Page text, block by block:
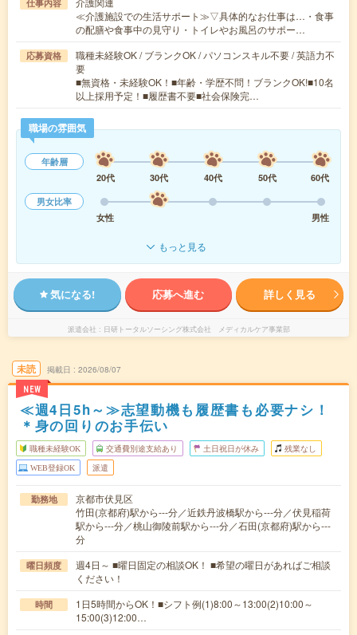
仕事内容
≪介護施設での生活サポート≫▽具体的なお仕事は…・食事
の配膳や食事中の見守り・トイレやお風呂のサポー…
応募資格
職種未経験OK / ブランクOK / パソコンスキル不要 / 英語力不
要
■無資格・未経験OK！■年齢・学歴不問！ブランクOK!■10名
以上採用予定！■履歴書不要■社会保険完…
職場の雰囲気
年齢層
20代
30代 40代 50代
60代
男女比率
女性
男性
もっと見る
気になる! 応募へ進む 詳しく見る
派遣会社 日研トータルソーシング株式会社 メディカルケア事業部
未読
NEW
掲載日 2026/08/07
≪週4日5h～≫志望動機も履歴書も必要ナシ！
＊身の回りのお手伝い
職種未経験OK 交通費別途支給あり 土日祝日が休み 残業なし
WEB登録OK 派遣
勤務地
京都市伏見区
竹田(京都府)駅から---分／近鉄丹波橋駅から---分／伏見稲荷
駅から---分／桃山御陵前駅から---分／石田(京都府)駅から---
分
曜日頻度
週4日～ ■曜日固定の相談OK！ ■希望の曜日があればご相談
ください！
時間
1日5時間からOK！■シフト例(1)8:00～13:00(2)10:00～
15:00(3)12:00…